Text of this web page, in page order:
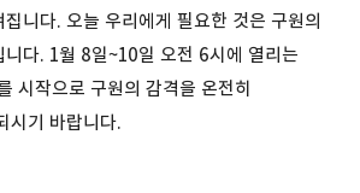
니다. 오늘 우리에게 필요한 것은 구원의
다. 1월 8일~10일 오전 6시에 열리는
시작으로 구원의 감격을 온전히
시기 바랍니다.